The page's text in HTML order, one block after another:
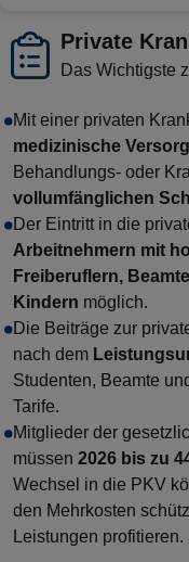
Private
Das Wichtigste
Mit einer privaten
medizinische
Behandlungs- oder
vollumfänglichen
Der Eintritt in die
Arbeitnehmern mit
Freiberuflern,
Kindern möglich.
Die Beiträge zur
nach dem
Studenten, Beamte
Tarife.
Mitglieder der
müssen 2026 bis zu
Wechsel in die PKV
den Mehrkosten
Leistungen profitieren.